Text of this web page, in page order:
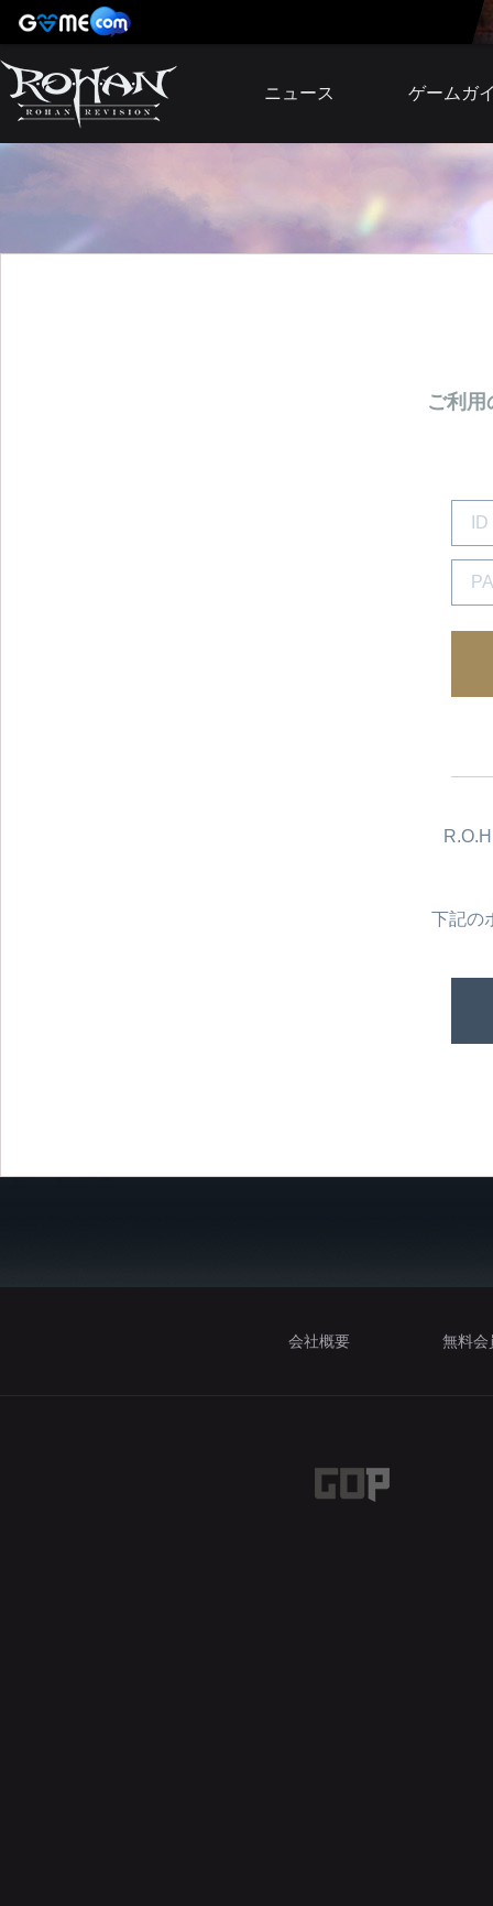
ニュース
アップデート
ゲームガ
ご利
下記の
会社概要 無料会